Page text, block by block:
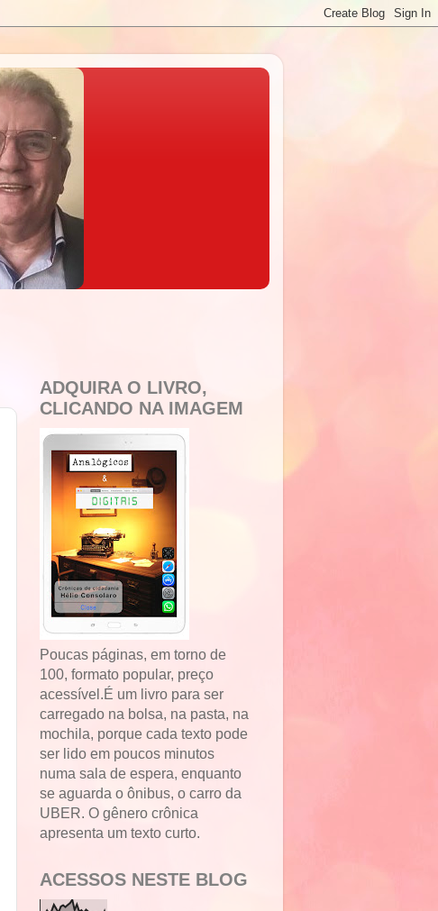
ADQUIRA O LIVRO,
CLICANDO NA IMAGEM
Poucas páginas, em torno de
100, formato popular, preço
acessível.É um livro para ser
carregado na bolsa, na pasta, na
mochila, porque cada texto pode
ser lido em poucos minutos
numa sala de espera, enquanto
se aguarda o ônibus, o carro da
UBER. O gênero crônica
apresenta um texto curto.
ACESSOS NESTE BLOG